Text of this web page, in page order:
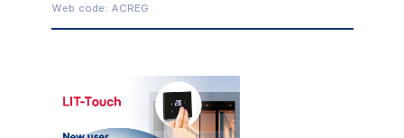
Web code: ACREG